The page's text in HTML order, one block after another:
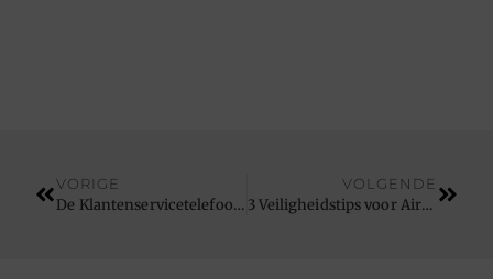
VORIGE
De Klantenservicetelefoon helpt je écht verder
VOLGENDE
3 Veiligheidstips voor Airbnb®-hosts